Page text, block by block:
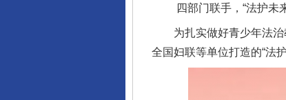
四部门联手，“法护未
为扎实做好青少年法治教
全国妇联等单位打造的“